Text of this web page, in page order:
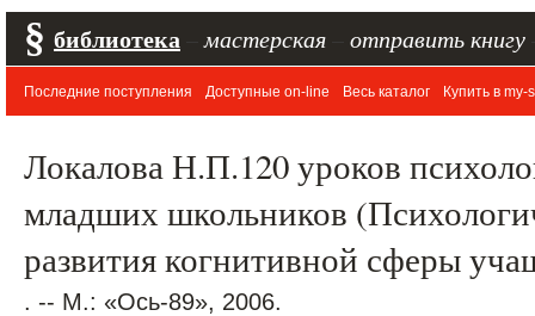
§ библиотека мастерская отправить книгу
Последние поступления Доступные on-line Весь каталог Купить в my-
Локалова Н.П.120 уроков
младших школьников
развития когнитивной сферы
. -- М.: «Ось-89», 2006.